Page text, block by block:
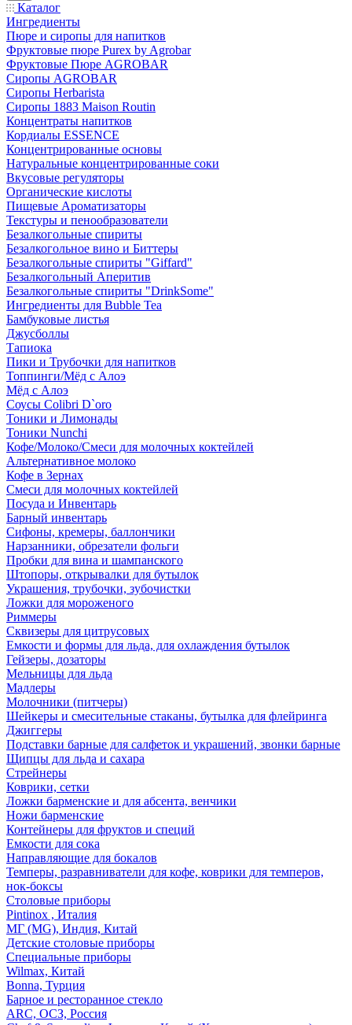
Каталог
Ингредиенты
Пюре и сиропы для напитков
Фруктовые пюре Purex by Agrobar
Фруктовые Пюре AGROBAR
Сиропы AGROBAR
Сиропы Herbarista
Сиропы 1883 Maison Routin
Концентраты напитков
Кордиалы ESSENCE
Концентрированные основы
Натуральные концентрированные соки
Вкусовые регуляторы
Органические кислоты
Пищевые Ароматизаторы
Текстуры и пенообразователи
Безалкогольные спириты
Безалкогольное вино и Биттеры
Безалкогольные спириты "Giffard"
Безалкогольный Аперитив
Безалкогольные спириты "DrinkSome"
Ингредиенты для Bubble Tea
Бамбуковые листья
Джусболлы
Тапиока
Пики и Трубочки для напитков
Топпинги/Мёд с Алоэ
Мёд с Алоэ
Соусы Colibri D`oro
Тоники и Лимонады
Тоники Nunchi
Кофе/Молоко/Смеси для молочных коктейлей
Альтернативное молоко
Кофе в Зернах
Смеси для молочных коктейлей
Посуда и Инвентарь
Барный инвентарь
Сифоны, кремеры, баллончики
Нарзанники, обрезатели фольги
Пробки для вина и шампанского
Штопоры, открывалки для бутылок
Украшения, трубочки, зубочистки
Ложки для мороженого
Риммеры
Сквизеры для цитрусовых
Емкости и формы для льда, для охлаждения бутылок
Гейзеры, дозаторы
Мельницы для льда
Мадлеры
Молочники (питчеры)
Шейкеры и смесительные стаканы, бутылка для флейринга
Джиггеры
Подставки барные для салфеток и украшений, звонки барные
Щипцы для льда и сахара
Стрейнеры
Коврики, сетки
Ложки барменские и для абсента, венчики
Ножи барменские
Контейнеры для фруктов и специй
Емкости для сока
Направляющие для бокалов
Темперы, разравниватели для кофе, коврики для темперов,
нок-боксы
Столовые приборы
Pintinox , Италия
МГ (MG), Индия, Китай
Детские столовые приборы
Специальные приборы
Wilmax, Китай
Bonna, Турция
Барное и ресторанное стекло
ARC, ОСЗ, Россия